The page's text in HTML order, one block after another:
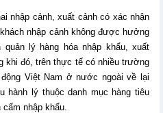
nhập cảnh, xuất cảnh có xác nhận
nhập cảnh không được hưởng
lý hàng hóa nhập khẩu, xuất
khi đó, trên thực tế có nhiều trường
Việt Nam ở nước ngoài về lại
hành lý thuộc danh mục hàng tiêu
nhập khẩu.